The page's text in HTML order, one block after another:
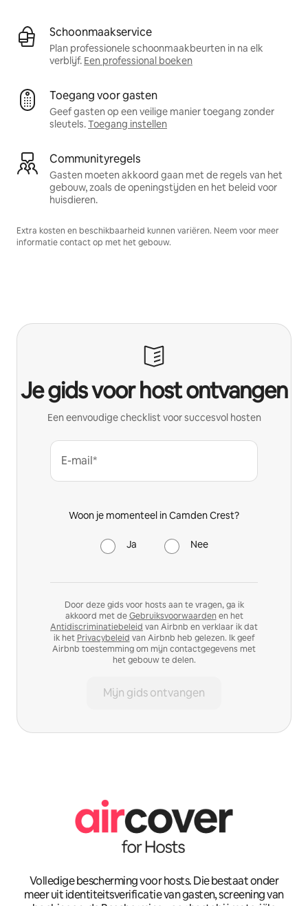
Schoonmaakservice
Plan professionele schoonmaakbeurten in na elk
verblijf. Een professional boeken
Toegang voor gasten
Geef gasten op een veilige manier toegang zonder
sleutels.Toegang instellen
Communityregels
Gasten moeten akkoord gaan met de regels van het
gebouw, zoals de openingstijden en het beleid voor
huisdieren.
Extra kosten en beschikbaarheid kunnen variëren. Neem voor meer
informatie contact op met het gebouw.
Je gids voor host ontvangen
Een eenvoudige checklist voor succesvol hosten
E-mail*
Woon je momenteel in Camden Crest?
Ja Nee
Door deze gids voor hosts aan te vragen, ga ik
akkoord met deGebruiksvoorwaarden en het
Antidiscriminatiebeleid van Airbnb en verklaar ik dat
ik het Privacybeleid van Airbnb heb gelezen. Ik geef
Airbnb toestemming om mijn contactgegevens met
het gebouw te delen.
Mijn gids ontvangen
Volledige bescherming voor hosts. Die bestaat onder
meer uit identiteitsverificatie van gasten, screening van